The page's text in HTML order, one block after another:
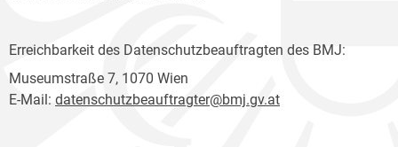
Erreichbarkeit des Datenschutzbeauftragten des BMJ:
Museumstraße 7, 1070 Wien
E-Mail: datenschutzbeauftragter@bmj.gv.at